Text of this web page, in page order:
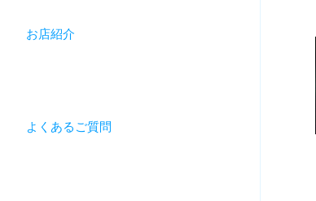
お店紹介
よくあるご質問